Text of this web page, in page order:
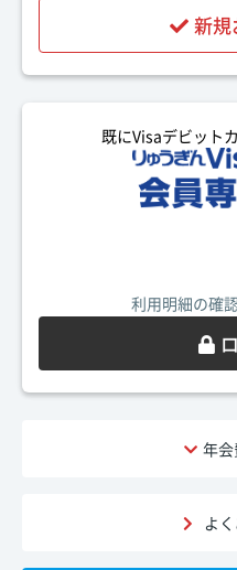
新規
既にVisaデビット
利用明細の確
年会
よ